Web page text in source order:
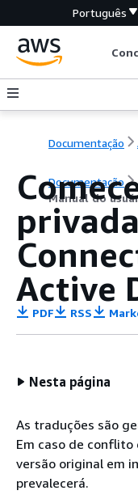
Português
Documentação
Documentação
Manual do
Active
PDF RSS
Nesta página
As traduções são
Em caso de
versão original em
prevalecerá.